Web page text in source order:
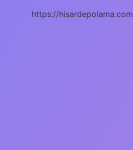
https://hisardepolama.com